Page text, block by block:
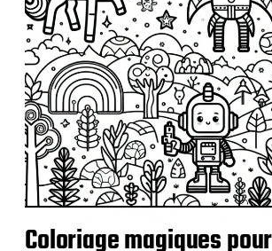
Coloriage magiques